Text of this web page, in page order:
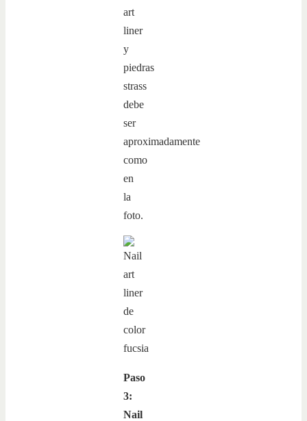
art
liner
y
piedras
strass
debe
ser
aproximadamente
como
en
la
foto.
Paso
3:
Nail